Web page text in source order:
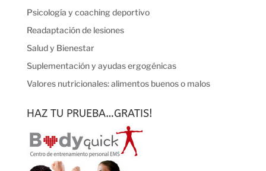
Psicología y coaching deportivo
Readaptación de lesiones
Salud y Bienestar
Suplementación y ayudas ergogénicas
Valores nutricionales: alimentos buenos o malos
HAZ TU PRUEBA…GRATIS!